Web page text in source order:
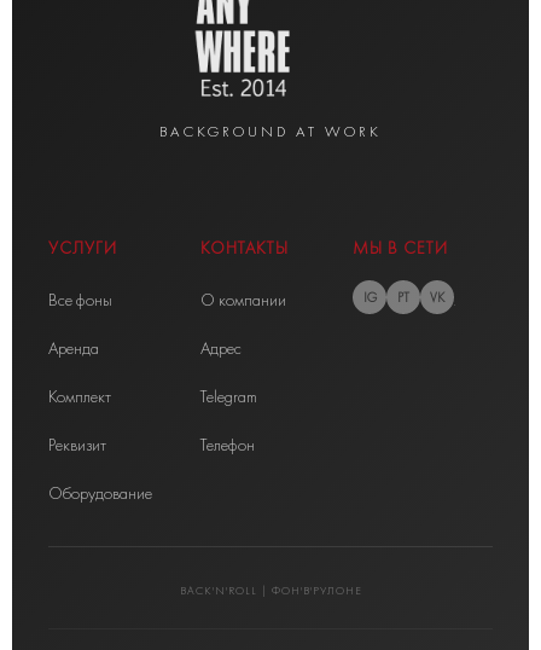
BACKGROUND AT WORK
УСЛУГИ
Все фоны
Аренда
Комплект
Реквизит
Оборудование
КОНТАКТЫ
О компании
Адрес
Telegram
Телефон
МЫ В СЕТИ
IG PT VK
BACK'N'ROLL | ФОН'В'РУЛОНЕ